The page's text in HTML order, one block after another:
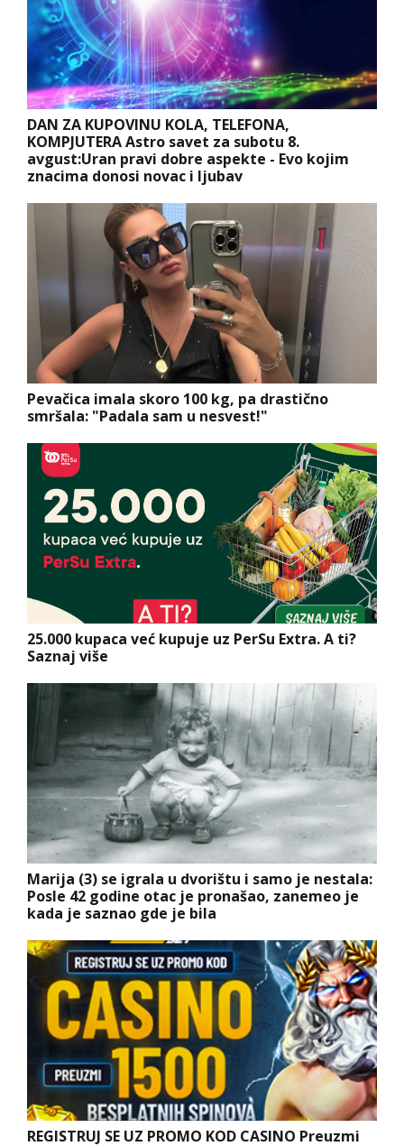
DAN ZA KUPOVINU KOLA, TELEFONA,
KOMPJUTERA Astro savet za subotu 8.
avgust:Uran pravi dobre aspekte - Evo kojim
znacima donosi novac i ljubav
Pevačica imala skoro 100 kg, pa drastično
smršala: "Padala sam u nesvest!"
25.000 kupaca već kupuje uz PerSu Extra. A ti?
Saznaj više
Marija (3) se igrala u dvorištu i samo je nestala:
Posle 42 godine otac je pronašao, zanemeo je
kada je saznao gde je bila
REGISTRUJ SE UZ PROMO KOD CASINO Preuzmi